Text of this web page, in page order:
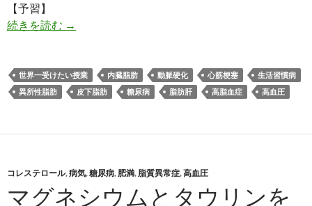
【予習】
続きを読む 痩せていても危ない！日本人を蝕む異所性脂肪
→
世界一受けたい授業 内臓脂肪 動脈硬化 心筋梗塞
生活習慣病
異所性脂肪
皮下脂肪 糖尿病 脂肪肝 高脂血症 高血圧
コレステロール,病気,糖尿病, 肥満, 脂質異常症,高血圧
マグネシウムとタウリンを